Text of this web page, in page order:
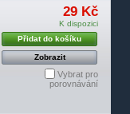
29 Kč
K dispozici
Přidat do košíku
Zobrazit
Vybrat pro
porovnávání